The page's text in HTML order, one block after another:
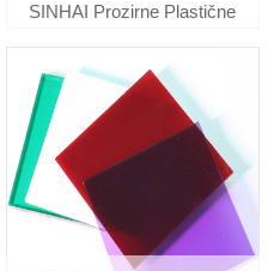
SINHAI Prozirne Plastične
Staklenike